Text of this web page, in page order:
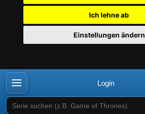
Ich lehne ab
Einstellungen ändern
Login
Serie suchen (z.B. Game of Thrones)